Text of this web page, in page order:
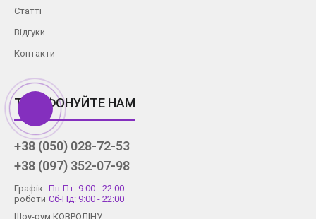
Статті
Відгуки
Контакти
ТЕЛЕФОНУЙТЕ НАМ
+38 (050) 028-72-53
+38 (097) 352-07-98
Графік
роботи
Пн-Пт: 9:00 - 22:00
Сб-Нд: 9:00 - 22:00
Шоу-рум КОВРОЛІНУ